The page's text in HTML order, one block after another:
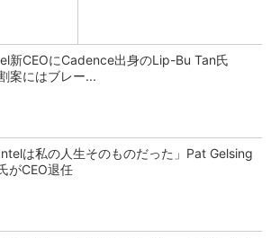
新CEOにCadence出身のLip-Bu Tan氏
案にはブレー...
Intelは私の人生そのものだった」Pat Gelsing
がCEO退任